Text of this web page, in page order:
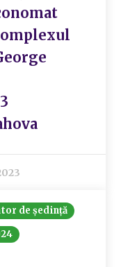
de ședință